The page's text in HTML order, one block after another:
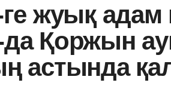
ге жуық
Қоржын
астында